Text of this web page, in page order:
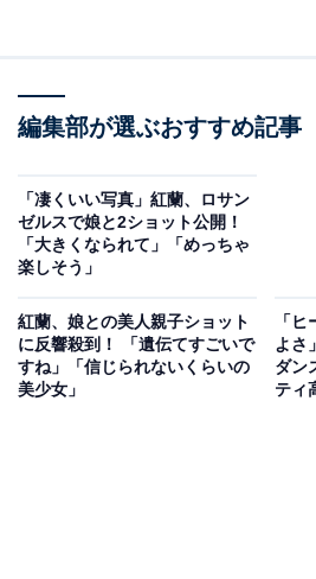
編集部が選ぶおすすめ記事
「凄くいい写真」紅蘭、ロサン
ゼルスで娘と2ショット公開！
「大きくなられて」「めっちゃ
楽しそう」
紅蘭、娘との美人親子ショット
に反響殺到！ 「遺伝てすごいで
すね」「信じられないくらいの
美少女」
「
よさ
ダン
ティ